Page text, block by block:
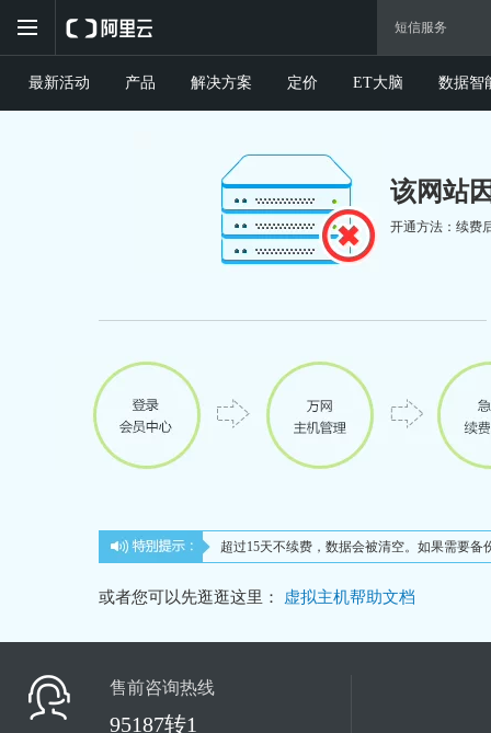
最新活动 产品 解决方案 定价 ET大脑 数据智
该网站
开通方法：续费
超过15天不续费，数据会被清空。如果需要备
或者您可以先逛逛这里： 虚拟主机帮助文档
售前咨询热线
95187转1